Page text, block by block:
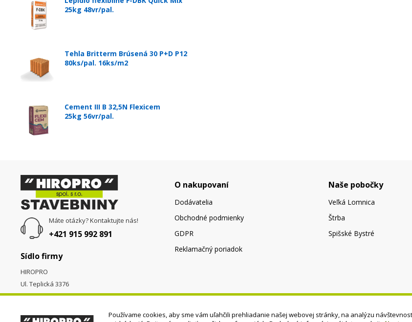
25kg 48vr/pal.
Tehla Britterm Brúsená 30 P+D P12
80ks/pal. 16ks/m2
Cement III B 32,5N Flexicem
25kg 56vr/pal.
Máte otázky? Kontaktujte nás!
+421 915 992 891
Sídlo firmy
HIROPRO
Ul. Teplická 3376
058 01Poprad
O nakupovaní
Dodávatelia
Obchodné podmienky
GDPR
Reklamačný poriadok
Naše pobočky
Veľká Lomnica
Štrba
Spišské Bystré
Používame cookies, aby sme vám uľahčili prehliadanie našej webovej stránky, na analýzu